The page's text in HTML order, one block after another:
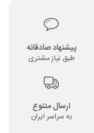
پیشنهاد صادقانه
طبق نیاز مشتری
ارسال متنوع
به سراسر ایران